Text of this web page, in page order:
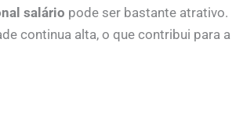
salário pode ser bastante atrativo.
continua alta, o que contribui para a